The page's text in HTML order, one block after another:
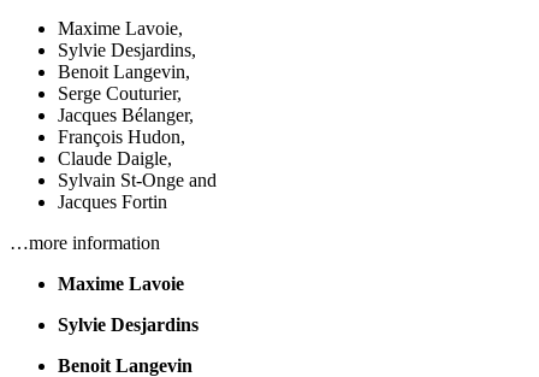
Maxime Lavoie,
Sylvie Desjardins,
Benoit Langevin,
Serge Couturier,
Jacques Bélanger,
François Hudon,
Claude Daigle,
Sylvain St-Onge and
Jacques Fortin
…more information
Maxime Lavoie
Sylvie Desjardins
Benoit Langevin